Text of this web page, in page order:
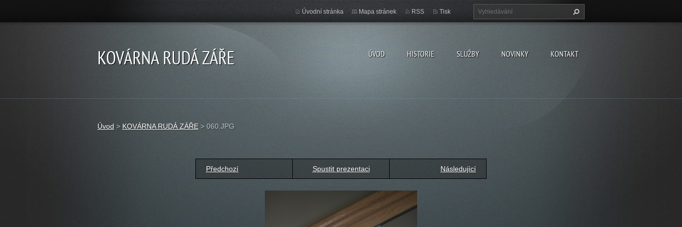
KOVÁRNA RUDÁ ZÁŘE ÚVOD HISTORIE SLUŽBY NOVINKY KONTAKT
Úvodní stránka Mapa stránek RSS Tisk
Úvod > KOVÁRNA RUDÁ ZÁŘE > 060.JPG
Předchozí Spustit prezentaci Následující